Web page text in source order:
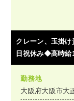
クレーン、玉掛
日祝休み◆高時
勤務地
大阪府大阪市大